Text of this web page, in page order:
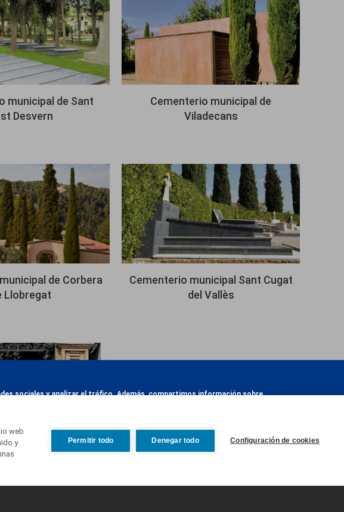
municipal de Sant
Desvern
Cementerio municipal de
Viladecans
de Corbera
Llobregat
Imagen
Cementerio municipal Sant Cugat
del Vallès
de Sant
web
y
Permitir todo Denegar todo Configuración de cookies
sociales y analizar el tráfico. Además, compartimos información sobre
combinarla con otra información que les haya proporcionado o que
Revocar